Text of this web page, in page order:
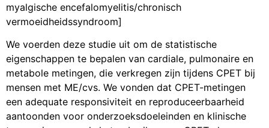
myalgische encefalomyelitis/chronisch
vermoeidheidssyndroom]
We voerden deze studie uit om de statistische
eigenschappen te bepalen van cardiale, pulmonaire en
metabole metingen, die verkregen zijn tijdens CPET bij
mensen met ME/cvs. We vonden dat CPET-metingen
een adequate responsiviteit en reproduceerbaarheid
aantoonden voor onderzoeksdoeleinden en klinische